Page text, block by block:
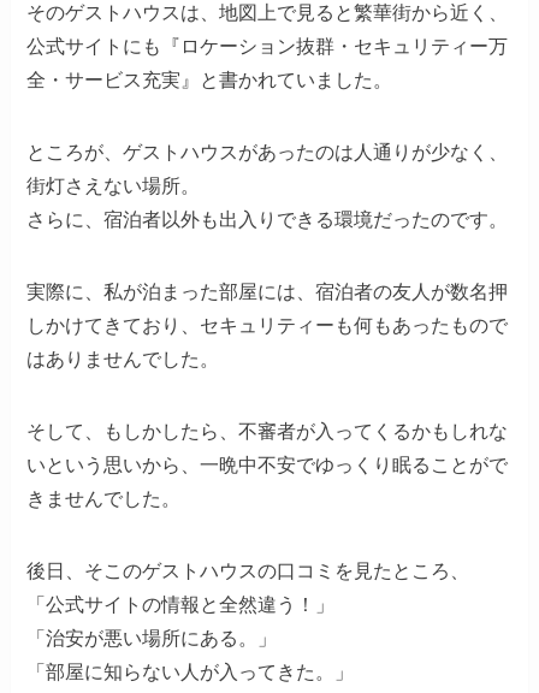
そのゲストハウスは、地図上で見ると繁華街から近く、
公式サイトにも『ロケーション抜群・セキュリティー万
全・サービス充実』と書かれていました。
ところが、ゲストハウスがあったのは人通りが少なく、
街灯さえない場所。
さらに、宿泊者以外も出入りできる環境だったのです。
実際に、私が泊まった部屋には、宿泊者の友人が数名押
しかけてきており、セキュリティーも何もあったもので
はありませんでした。
そして、もしかしたら、不審者が入ってくるかもしれな
いという思いから、一晩中不安でゆっくり眠ることがで
きませんでした。
後日、そこのゲストハウスの口コミを見たところ、
「公式サイトの情報と全然違う！」
「治安が悪い場所にある。」
「部屋に知らない人が入ってきた。」